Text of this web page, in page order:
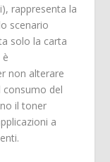
rappresenta la
scenario
solo la carta
è
non alterare
consumo del
il toner
a